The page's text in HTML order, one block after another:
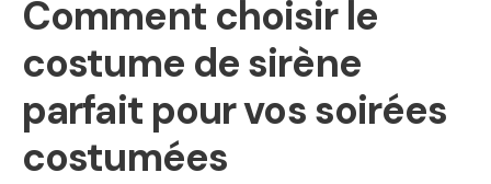
Comment choisir le
costume de sirène
parfait pour vos soirées
costumées